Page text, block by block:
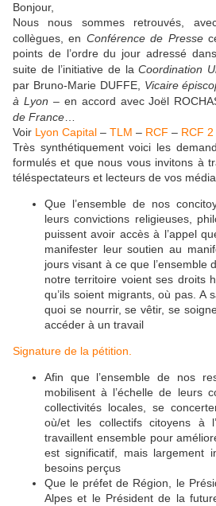
Bonjour,
Nous nous sommes retrouvés,
collègues, en Conférence de Presse
points de l’ordre du jour adressé
suite de l’initiative de laCoordination
par Bruno-Marie DUFFE, Vicaire
à Lyon – en accord avec Joël
de France
Voir Lyon Capital – TLM – RCF – RCF 2
Très synthétiquement voici les
formulés et que nous vous invitons à
téléspectateurs et lecteurs de vos
Que l’ensemble de nos
leurs convictions religieuses,
puissent avoir accès à l’appel
manifester leur soutien au
jours visant à ce que l’ensemble
notre territoire voient ses droits
qu’ils soient migrants, où pas. A
quoi se nourrir, se vêtir, se
accéder à un travail
Signature de la pétition.
Afin que l’ensemble de nos
mobilisent à l’échelle de leurs
collectivités locales, se
où/et les collectifs citoyens à
travaillent ensemble pour
est significatif, mais largement
besoins perçus
Que le préfet de Région, le
Alpes et le Président de la